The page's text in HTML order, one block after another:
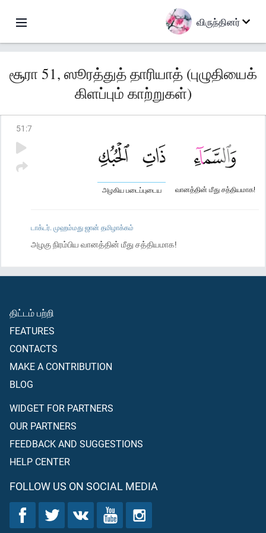
விருந்தினர்
சூரா 51, ஸூரத்துத் தாரியாத் (புழுதியைக்
கிளப்பும் காற்றுகள்)
51 :7
வானத்தின் மீது சத்தியமாக!
அழகிய படைப்புடைய
டாக்டர். முஹம்மது ஜான் தமிழாக்கம்
அழகு நிரம்பிய வானத்தின் மீது சத்தியமாக!
திட்டம் பற்றி
FEATURES
CONTACTS
MAKE A CONTRIBUTION
BLOG
WIDGET FOR PARTNERS
OUR PARTNERS
FEEDBACK AND SUGGESTIONS
HELP CENTER
FOLLOW US ON SOCIAL MEDIA